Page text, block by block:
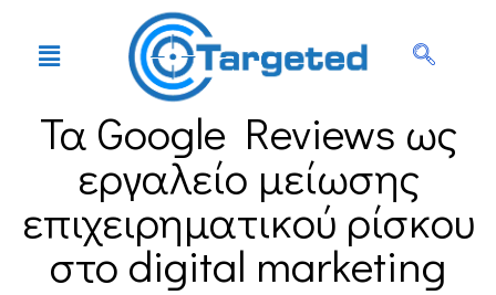
Τα Google Reviews ως
εργαλείο μείωσης
επιχειρηματικού ρίσκου
στο digital marketing